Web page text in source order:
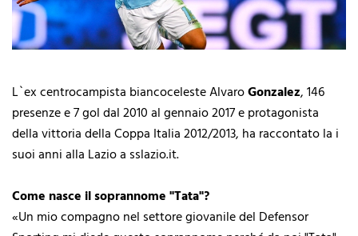
L`ex centrocampista biancoceleste AlvaroGonzalez, 146
presenze e 7 gol dal 2010 al gennaio 2017 e protagonista
della vittoria della Coppa Italia 2012/2013, ha raccontato la i
suoi anni alla Lazio a sslazio.it.
Come nasce il soprannome "Tata"?
«Un mio compagno nel settore giovanile del Defensor